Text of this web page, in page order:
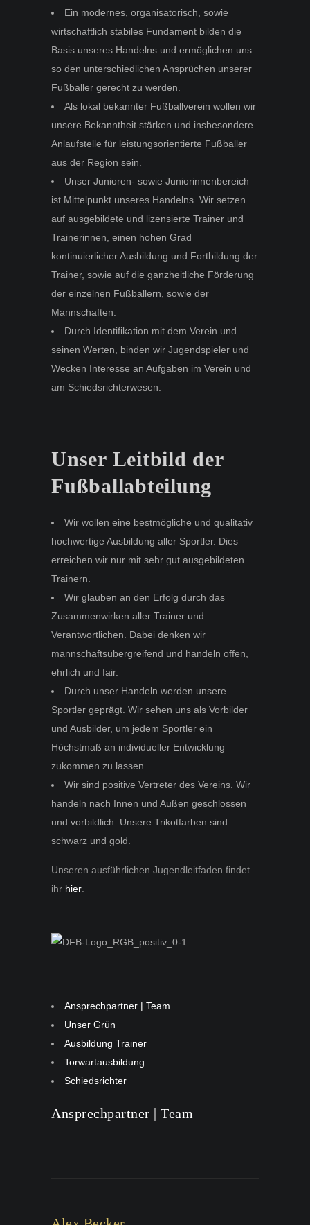
Ein modernes, organisatorisch, sowie
wirtschaftlich stabiles Fundament bilden die
Basis unseres Handelns und ermöglichen uns
so den unterschiedlichen Ansprüchen unserer
Fußballer gerecht zu werden.
Als lokal bekannter Fußballverein wollen wir
unsere Bekanntheit stärken und insbesondere
Anlaufstelle für leistungsorientierte Fußballer
aus der Region sein.
Unser Junioren- sowie Juniorinnenbereich
ist Mittelpunkt unseres Handelns. Wir setzen
auf ausgebildete und lizensierte Trainer und
Trainerinnen, einen hohen Grad
kontinuierlicher Ausbildung und Fortbildung der
Trainer, sowie auf die ganzheitliche Förderung
der einzelnen Fußballern, sowie der
Mannschaften.
Durch Identifikation mit dem Verein und
seinen Werten, binden wir Jugendspieler und
Wecken Interesse an Aufgaben im Verein und
am Schiedsrichterwesen.
Unser Leitbild der
Fußballabteilung
Wir wollen eine bestmögliche und qualitativ
hochwertige Ausbildung aller Sportler. Dies
erreichen wir nur mit sehr gut ausgebildeten
Trainern.
Wir glauben an den Erfolg durch das
Zusammenwirken aller Trainer und
Verantwortlichen. Dabei denken wir
mannschaftsübergreifend und handeln offen,
ehrlich und fair.
Durch unser Handeln werden unsere
Sportler geprägt. Wir sehen uns als Vorbilder
und Ausbilder, um jedem Sportler ein
Höchstmaß an individueller Entwicklung
zukommen zu lassen.
Wir sind positive Vertreter des Vereins. Wir
handeln nach Innen und Außen geschlossen
und vorbildlich. Unsere Trikotfarben sind
schwarz und gold.
Unseren ausführlichen Jugendleitfaden findet
ihr hier
Ansprechpartner | Team
Unser Grün
Ausbildung Trainer
Torwartausbildung
Schiedsrichter
Ansprechpartner | Team